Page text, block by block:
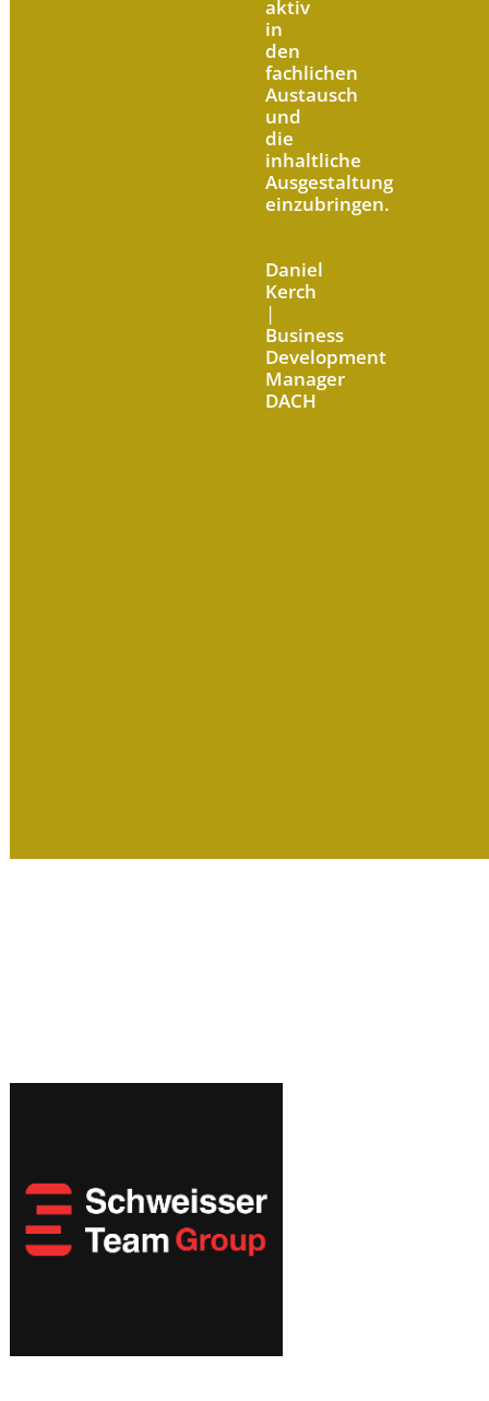
aktiv
in
den
fachlichen
Austausch
und
die
inhaltliche
Ausgestaltung
einzubringen.
Daniel
Kerch
|
Business
Development
Manager
DACH